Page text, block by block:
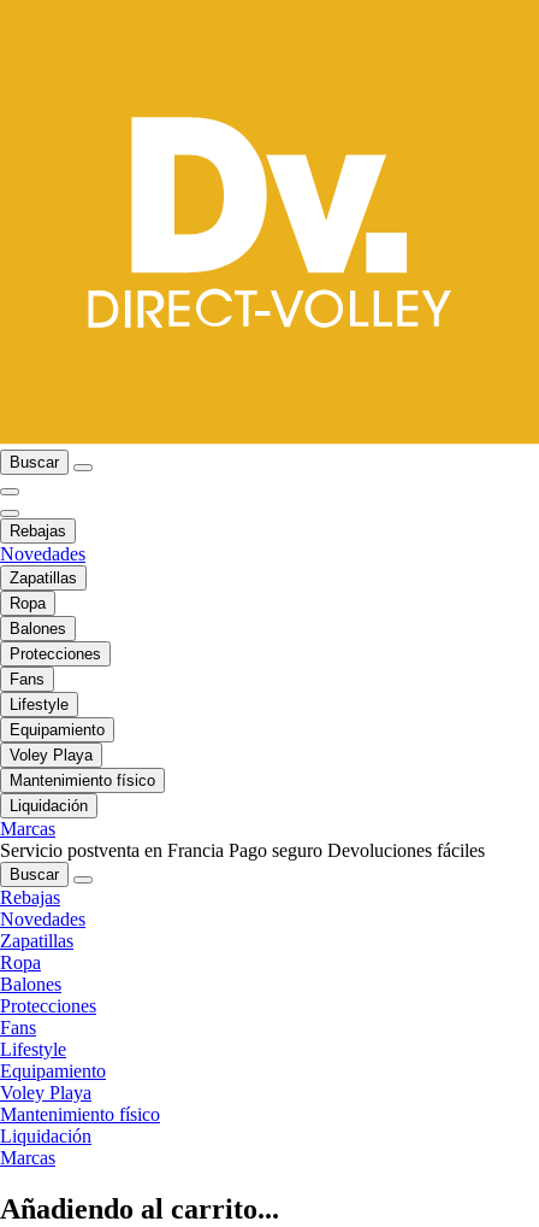
Buscar
Rebajas
Novedades
Zapatillas
Ropa
Balones
Protecciones
Fans
Lifestyle
Equipamiento
Voley Playa
Mantenimiento físico
Liquidación
Marcas
Servicio postventa en Francia Pago seguro Devoluciones fáciles
Buscar
Rebajas
Novedades
Zapatillas
Ropa
Balones
Protecciones
Fans
Lifestyle
Equipamiento
Voley Playa
Mantenimiento físico
Liquidación
Marcas
Añadiendo al carrito...